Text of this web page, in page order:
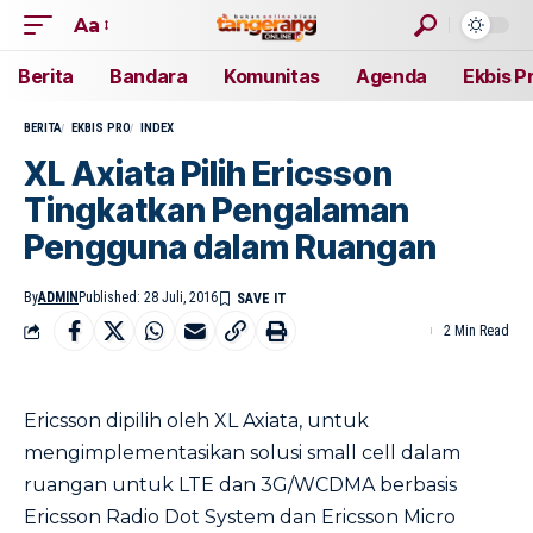
Aa
Berita Bandara Komunitas Agenda Ekbis
BERITA EKBIS PRO INDEX
XL Axiata Pilih Ericsson
Tingkatkan Pengalaman
Pengguna dalam Ruangan
ByADMIN Published: 28 Juli, 2016
2 Min Read
Ericsson dipilih oleh XL Axiata, untuk
mengimplementasikan solusi small cell dalam
ruangan untuk LTE dan 3G/WCDMA berbasis
Ericsson Radio Dot System dan Ericsson Micro